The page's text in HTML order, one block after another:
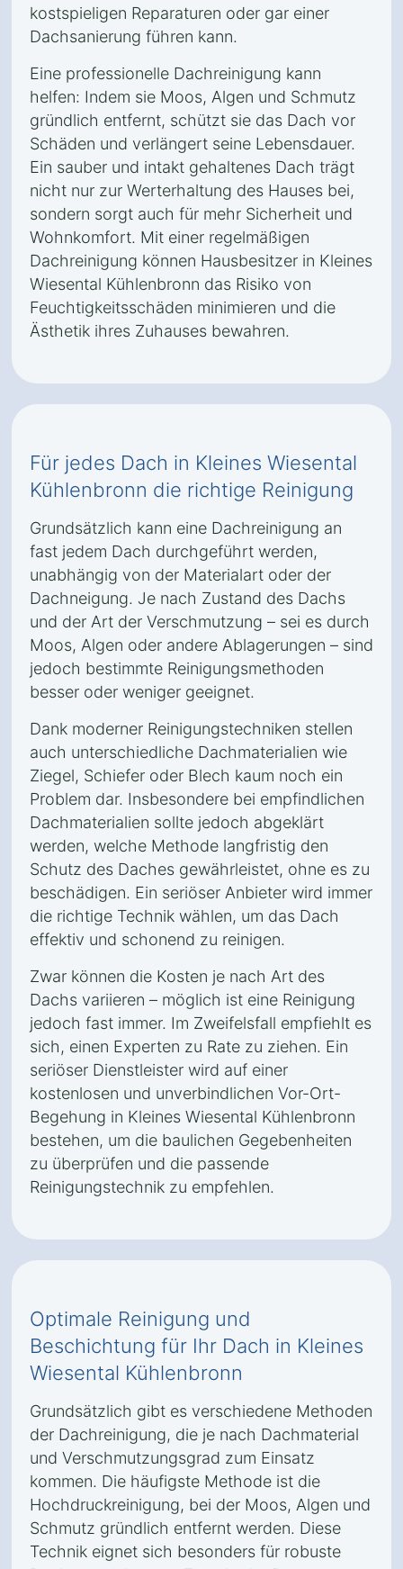
kostspieligen Reparaturen oder gar einer
Dachsanierung führen kann.
Eine professionelle Dachreinigung kann
helfen: Indem sie Moos, Algen und Schmutz
gründlich entfernt, schützt sie das Dach vor
Schäden und verlängert seine Lebensdauer.
Ein sauber und intakt gehaltenes Dach trägt
nicht nur zur Werterhaltung des Hauses bei,
sondern sorgt auch für mehr Sicherheit und
Wohnkomfort. Mit einer regelmäßigen
Dachreinigung können Hausbesitzer in Kleines
Wiesental Kühlenbronn das Risiko von
Feuchtigkeitsschäden minimieren und die
Ästhetik ihres Zuhauses bewahren.
Für jedes Dach in Kleines Wiesental
Kühlenbronn die richtige Reinigung
Grundsätzlich kann eine Dachreinigung an
fast jedem Dach durchgeführt werden,
unabhängig von der Materialart oder der
Dachneigung. Je nach Zustand des Dachs
und der Art der Verschmutzung – sei es durch
Moos, Algen oder andere Ablagerungen – sind
jedoch bestimmte Reinigungsmethoden
besser oder weniger geeignet.
Dank moderner Reinigungstechniken stellen
auch unterschiedliche Dachmaterialien wie
Ziegel, Schiefer oder Blech kaum noch ein
Problem dar. Insbesondere bei empfindlichen
Dachmaterialien sollte jedoch abgeklärt
werden, welche Methode langfristig den
Schutz des Daches gewährleistet, ohne es zu
beschädigen. Ein seriöser Anbieter wird immer
die richtige Technik wählen, um das Dach
effektiv und schonend zu reinigen.
Zwar können die Kosten je nach Art des
Dachs variieren – möglich ist eine Reinigung
jedoch fast immer. Im Zweifelsfall empfiehlt es
sich, einen Experten zu Rate zu ziehen. Ein
seriöser Dienstleister wird auf einer
kostenlosen und unverbindlichen Vor-Ort-
Begehung in Kleines Wiesental Kühlenbronn
bestehen, um die baulichen Gegebenheiten
zu überprüfen und die passende
Reinigungstechnik zu empfehlen.
Optimale Reinigung und
Beschichtung für Ihr Dach in Kleines
Wiesental Kühlenbronn
Grundsätzlich gibt es verschiedene Methoden
der Dachreinigung, die je nach Dachmaterial
und Verschmutzungsgrad zum Einsatz
kommen. Die häufigste Methode ist die
Hochdruckreinigung, bei der Moos, Algen und
Schmutz gründlich entfernt werden. Diese
Technik eignet sich besonders für robuste